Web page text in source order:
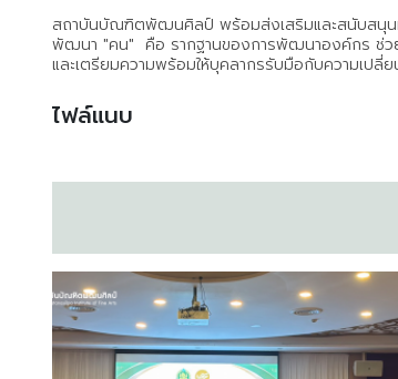
สถาบันบัณฑิตพัฒนศิลป์ พร้อมส่งเสริมและสนับสนุนห
พัฒนา "คน" คือ รากฐานของการพัฒนาองค์กร ช่ว
และเตรียมความพร้อมให้บุคลากรรับมือกับความเปลี่
ไฟล์แนบ